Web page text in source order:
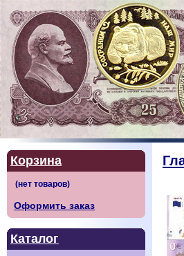
Корзина
Оформить заказ
Каталог